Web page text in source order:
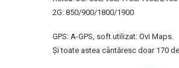
2G: 850/900/1800/1900
GPS: A-GPS, soft utilizat: Ovi Maps.
Și toate astea cântăresc doar 170